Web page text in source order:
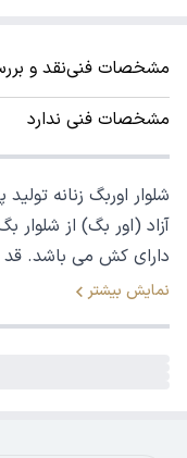
مشخصات فنینقد و
مشخصات فنی ندارد
شلوار اوربگ زنانه
آزاد (اور بگ) از
دارای کش می باشد. قد
نمایش بیشتر